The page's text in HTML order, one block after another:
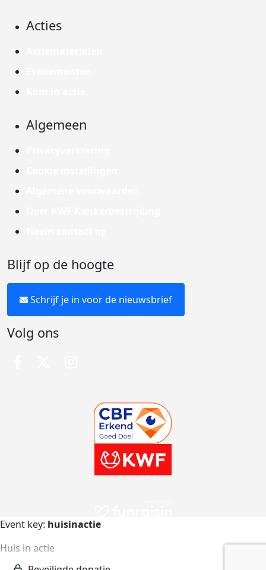
Acties
Algemeen
Blijf op de hoogte
Schrijf je in voor de nieuwsbrief
Volg ons
Event key: huisinactie
Huis in actie